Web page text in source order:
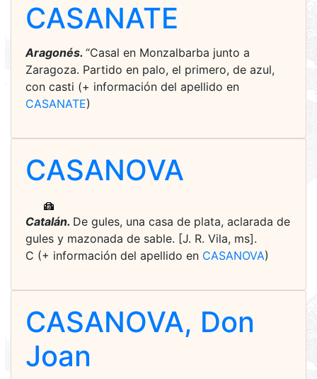
CASANATE
Aragonés. “Casal en Monzalbarba junto a
Zaragoza. Partido en palo, el primero, de azul,
con casti (+ información del apellido en
CASANATE)
CASANOVA
Catalán. De gules, una casa de plata, aclarada de
gules y mazonada de sable. [J. R. Vila, ms].
C (+ información del apellido en CASANOVA)
CASANOVA, Don
Joan